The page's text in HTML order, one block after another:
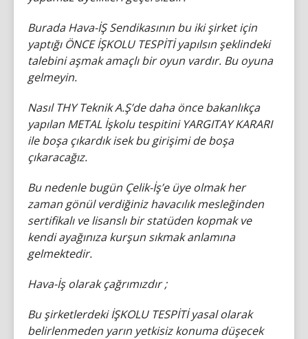
Burada Hava-İŞ Sendikasının bu iki şirket için
yaptığı ÖNCE İŞKOLU TESPİTİ yapılsın şeklindeki
talebini aşmak amaçlı bir oyun vardır. Bu oyuna
gelmeyin.
Nasıl THY Teknik A.Ş’de daha önce bakanlıkça
yapılan METAL İşkolu tespitini YARGITAY KARARI
ile boşa çıkardık isek bu girişimi de boşa
çıkaracağız.
Bu nedenle bugün Çelik-İş’e üye olmak her
zaman gönül verdiğiniz havacılık mesleğinden
sertifikalı ve lisanslı bir statüden kopmak ve
kendi ayağınıza kurşun sıkmak anlamına
gelmektedir.
Hava-İş olarak çağrımızdır ;
Bu şirketlerdeki İŞKOLU TESPİTİ yasal olarak
belirlenmeden yarın yetkisiz konuma düşecek